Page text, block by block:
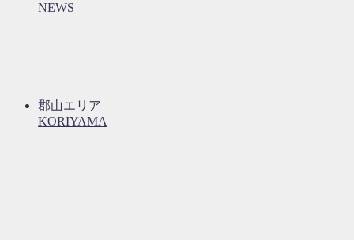
NEWS
郡山エリア
KORIYAMA